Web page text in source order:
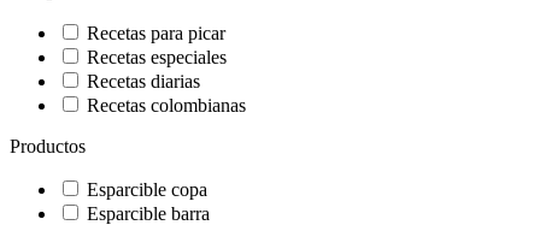
Recetas para picar
Recetas especiales
Recetas diarias
Recetas colombianas
Productos
Esparcible copa
Esparcible barra